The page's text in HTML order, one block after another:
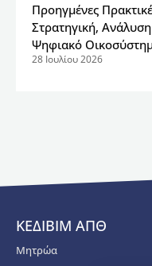
Προηγμένες
Στρατηγική,
Ψηφιακό
28 Ιουλίου 2026
ΚΕΔΙΒΙΜ ΑΠΘ
Μητρώα